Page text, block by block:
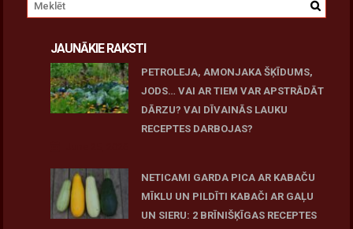
JAUNĀKIE RAKSTI
PETROLEJA, AMONJAKA ŠĶĪDUMS,
JODS… VAI AR TIEM VAR APSTRĀDĀT
DĀRZU? VAI DĪVAINĀS LAUKU
RECEPTES DARBOJAS?
NETICAMI GARDA PICA AR KABAČU
MĪKLU UN PILDĪTI KABAČI AR GAĻU
UN SIERU: 2 BRĪNIŠĶĪGAS RECEPTES